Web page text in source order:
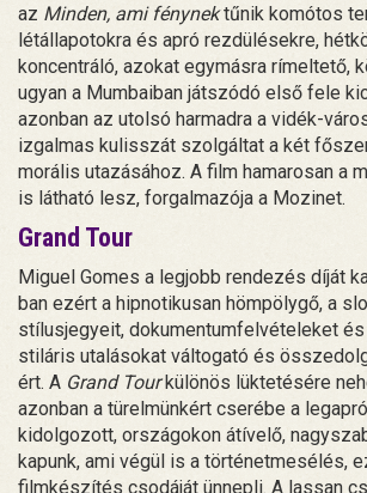
az Minden, ami fénynektűnik komótos
létállapotokra és apró rezdülésekre,
koncentráló, azokat egymásra rímeltető,
ugyan a Mumbaiban játszódó első fele
azonban az utolsó harmadra a vidék-
izgalmas kulisszát szolgáltat a két
morális utazásához. A film hamarosan a
is látható lesz, forgalmazója a Mozinet.
Grand Tour
Miguel Gomes a legjobb rendezés díját
ban ezért a hipnotikusan hömpölygő, a
stílusjegyeit, dokumentumfelvételeket
stiláris utalásokat váltogató és
ért. A Grand Tourkülönös lüktetésére
azonban a türelmünkért cserébe a
kidolgozott, országokon átívelő,
kapunk, ami végül is a történetmesélés,
filmkészítés csodáját ünnepli. A lassan